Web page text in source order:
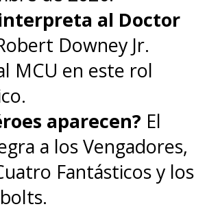
al Doctor
Downey Jr.
MCU en este rol
aparecen? El
a los Vengadores,
Fantásticos y los